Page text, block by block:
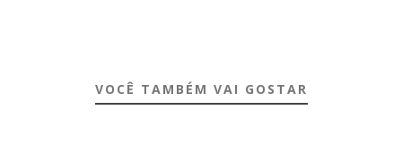
VOCÊ TAMBÉM VAI GOSTAR